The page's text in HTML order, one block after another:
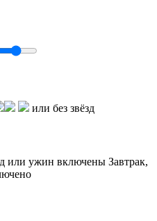
или без звёзд
или ужин включены Завтрак,